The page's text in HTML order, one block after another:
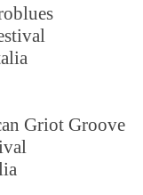
Griot Groove